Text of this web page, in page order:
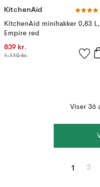
KitchenAid
KitchenAid minihakker 0,83 L,
Empire red
839 kr.
1.110 kr.
Viser 36
1 2